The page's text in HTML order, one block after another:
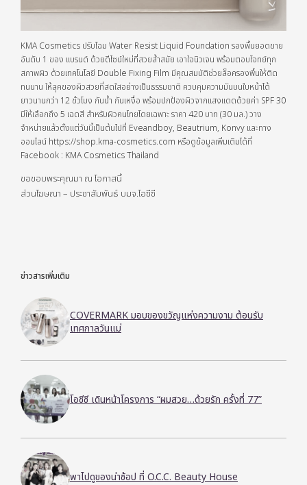
KMA Cosmetics ปรับโฉม Water Resist Liquid Foundation รองพื้นยอดขาย
อันดับ 1 ของ แบรนด์ ด้วยดีไซน์ใหม่ที่สวยล้ำสมัย เอาใจนิวเจน พร้อมตอบโจทย์ทุก
สภาพผิว ด้วยเทคโนโลยี Double Fixing Film มีคุณสมบัติช่วยล็อครองพื้นให้ติด
ทนนาน ให้ลุคของผิวสวยที่สดใสอย่างเป็นธรรมชาติ ควบคุมความมันบนใบหน้าได้
ยาวนานกว่า 12 ชั่วโมง กันน้ำ กันเหงื่อ พร้อมปกป้องผิวจากแสงแดดด้วยค่า SPF 30
มีให้เลือกถึง 5 เฉดสี สำหรับผิวคนไทยโดยเฉพาะ ราคา 420 บาท (30 มล.) วาง
จำหน่ายแล้วตั้งแต่วันนี้เป็นต้นไปที่ Eveandboy, Beautrium, Konvy และทาง
ออนไลน์ https://shop.kma-cosmetics.com หรือดูข้อมูลเพิ่มเติมได้ที่
Facebook : KMA Cosmetics Thailand
ขอขอบพระคุณมา ณ โอกาสนี้
ส่วนโฆษณา – ประชาสัมพันธ์ บมจ.โอซีซี
ข่าวสารเพิ่มเติม
COVERMARK มอบของขวัญแห่งความงาม ต้อนรับ
เทศกาลวันแม่
โอซีซี เดินหน้าโครงการ “ผมสวย…ด้วยรัก ครั้งที่ 77”
พาไปดูของน่าช้อป ที่ O.C.C. Beauty House